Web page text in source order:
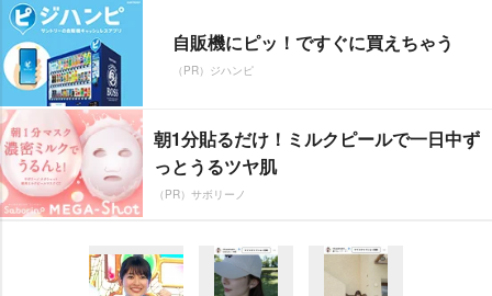
自販機にピッ！ですぐに買えちゃう
（PR）ジハンピ
朝1分貼るだけ！ミルクピールで一日中ず
っとうるツヤ肌
（PR）サボリーノ